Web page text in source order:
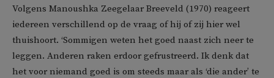
Volgens Manoushka Zeegelaar Breeveld (1970) reageert
iedereen verschillend op de vraag of hij of zij hier wel
thuishoort. ‘Sommigen weten het goed naast zich neer te
leggen. Anderen raken erdoor gefrustreerd. Ik denk dat
het voor niemand goed is om steeds maar als ‘die ander’ te